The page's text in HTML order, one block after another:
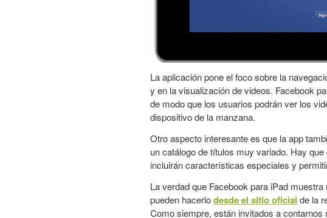
La aplicación pone el foco sobre la
y en la visualización de videos. Facebook
de modo que los usuarios podrán ver los
dispositivo de la manzana.
Otro aspecto interesante es que la app
un catálogo de títulos muy variado. Hay
incluirán características especiales y
La verdad que Facebook para iPad
pueden hacerlodesde el sitio oficial de la
Como siempre, están invitados a